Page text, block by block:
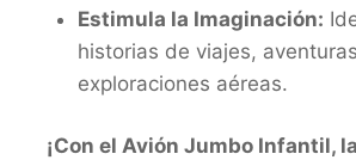
Estimula la Imaginación:
historias de viajes,
exploraciones aéreas.
¡Con el Avión Jumbo Infantil,